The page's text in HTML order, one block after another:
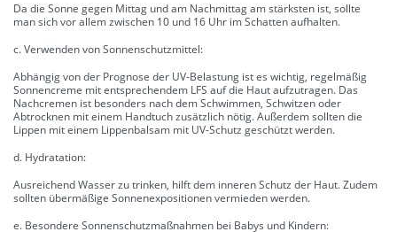
Da die Sonne gegen Mittag und am Nachmittag am stärksten ist, sollte
man sich vor allem zwischen 10 und 16 Uhr im Schatten aufhalten.
c. Verwenden von Sonnenschutzmittel:
Abhängig von der Prognose der UV-Belastung ist es wichtig, regelmäßig
Sonnencreme mit entsprechendem LFS auf die Haut aufzutragen. Das
Nachcremen ist besonders nach dem Schwimmen, Schwitzen oder
Abtrocknen mit einem Handtuch zusätzlich nötig. Außerdem sollten die
Lippen mit einem Lippenbalsam mit UV-Schutz geschützt werden.
d. Hydratation:
Ausreichend Wasser zu trinken, hilft dem inneren Schutz der Haut. Zudem
sollten übermäßige Sonnenexpositionen vermieden werden.
e. Besondere Sonnenschutzmaßnahmen bei Babys und Kindern: